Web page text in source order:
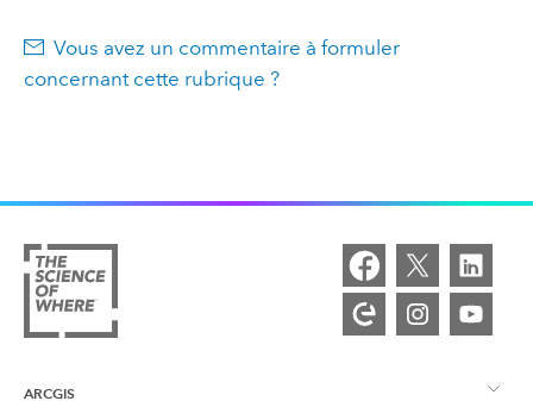
Vous avez un commentaire à formuler
concernant cette rubrique ?
ARCGIS